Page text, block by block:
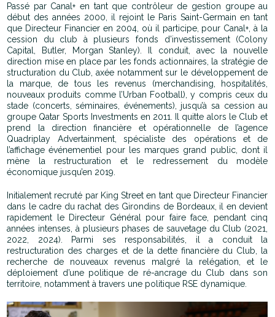
Passé par Canal+ en tant que contrôleur de gestion groupe au
début des années 2000, il rejoint le Paris Saint-Germain en tant
que Directeur Financier en 2004, où il participe, pour Canal+, à la
cession du club à plusieurs fonds d’investissement (Colony
Capital, Butler, Morgan Stanley). Il conduit, avec la nouvelle
direction mise en place par les fonds actionnaires, la stratégie de
structuration du Club, axée notamment sur le développement de
la marque, de tous les revenus (merchandising, hospitalités,
nouveaux produits comme l’Urban Football), y compris ceux du
stade (concerts, séminaires, événements), jusqu’à sa cession au
groupe Qatar Sports Investments en 2011. Il quitte alors le Club et
prend la direction financière et opérationnelle de l’agence
Quadriplay Advertainment, spécialiste des opérations et de
l’affichage événementiel pour les marques grand public, dont il
mène la restructuration et le redressement du modèle
économique jusqu’en 2019.
Initialement recruté par King Street en tant que Directeur Financier
dans le cadre du rachat des Girondins de Bordeaux, il en devient
rapidement le Directeur Général pour faire face, pendant cinq
années intenses, à plusieurs phases de sauvetage du Club (2021,
2022, 2024). Parmi ses responsabilités, il a conduit la
restructuration des charges et de la dette financière du Club, la
recherche de nouveaux revenus malgré la relégation, et le
déploiement d’une politique de ré-ancrage du Club dans son
territoire, notamment à travers une politique RSE dynamique.